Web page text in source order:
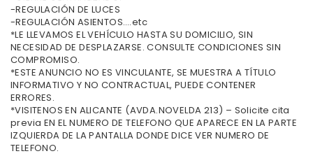
-REGULACIÓN DE LUCES
-REGULACIÓN ASIENTOS….etc
*LE LLEVAMOS EL VEHÍCULO HASTA SU DOMICILIO, SIN
NECESIDAD DE DESPLAZARSE. CONSULTE CONDICIONES SIN
COMPROMISO.
*ESTE ANUNCIO NO ES VINCULANTE, SE MUESTRA A TÍTULO
INFORMATIVO Y NO CONTRACTUAL, PUEDE CONTENER
ERRORES.
*VISITENOS EN ALICANTE (AVDA.NOVELDA 213) – Solicite cita
previa EN EL NUMERO DE TELEFONO QUE APARECE EN LA PARTE
IZQUIERDA DE LA PANTALLA DONDE DICE VER NUMERO DE
TELEFONO.